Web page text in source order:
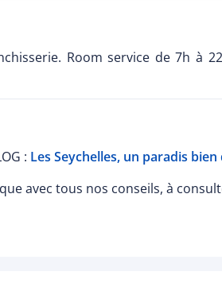
Room service de 7h à
: Les Seychelles, un paradis
avec tous nos conseils, à